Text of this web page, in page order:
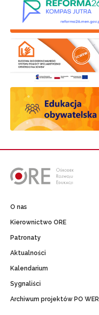
O nas
Kierownictwo ORE
Patronaty
Aktualności
Kalendarium
Sygnaliści
Archiwum projektów PO WER